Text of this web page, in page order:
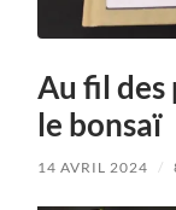
Au fil des
le bonsaï
14 AVRIL 2024 /